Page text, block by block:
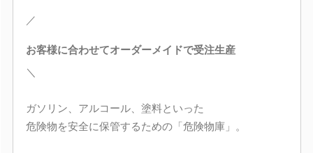
／
お客様に合わせてオーダーメイドで受注生産
＼
ガソリン、アルコール、塗料といった
危険物を安全に保管するための「危険物庫」。